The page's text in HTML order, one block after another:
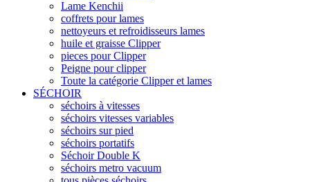
Lame Kenchii
coffrets pour lames
nettoyeurs et refroidisseurs lames
huile et graisse Clipper
pieces pour Clipper
Peigne pour clipper
Toute la catégorie Clipper et lames
SÉCHOIR
séchoirs à vitesses
séchoirs vitesses variables
séchoirs sur pied
séchoirs portatifs
Séchoir Double K
séchoirs metro vacuum